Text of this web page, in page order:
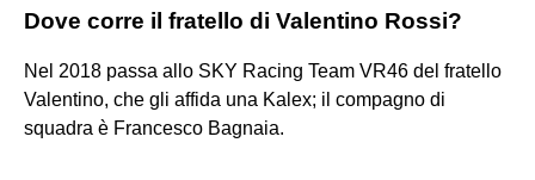
Dove corre il fratello di Valentino Rossi?
Nel 2018 passa allo SKY Racing Team VR46 del fratello
Valentino, che gli affida una Kalex; il compagno di
squadra è Francesco Bagnaia.